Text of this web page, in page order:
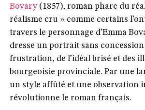
Bovary (1857), roman phare du
réalisme cru » comme certains
travers le personnage d’Emma
dresse un portrait sans concession
frustration, de l’idéal brisé et des
bourgeoisie provinciale. Par une
un style affûté et une observation
révolutionne le roman français.